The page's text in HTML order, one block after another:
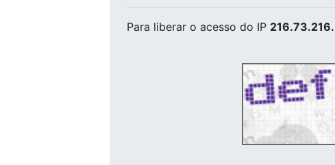
Para liberar o acesso do IP